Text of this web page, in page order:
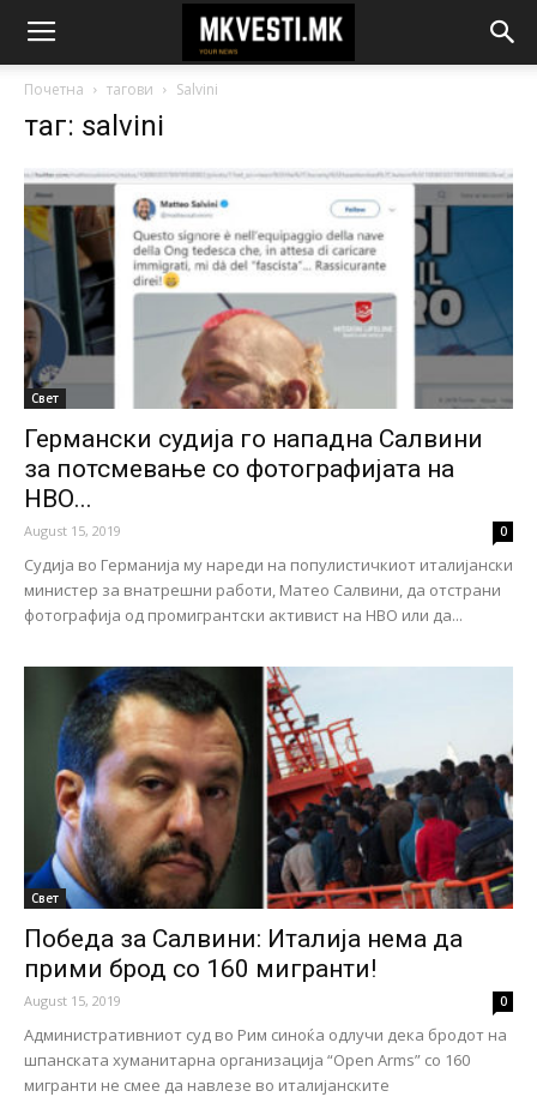
Почетна тагови Salvini
таг: salvini
Свет
Германски судија го нападна Салвини
за потсмевање со фотографијата на
НВО...
August 15, 2019 0
Судија во Германија му нареди на популистичкиот италијански
министер за внатрешни работи, Матео Салвини, да отстрани
фотографија од промигрантски активист на НВО или да...
Свет
Победа за Салвини: Италија нема да
прими брод со 160 мигранти!
August 15, 2019 0
Административниот суд во Рим синоќа одлучи дека бродот на
шпанската хуманитарна организација “Open Arms” со 160
мигранти не смее да навлезе во италијанските